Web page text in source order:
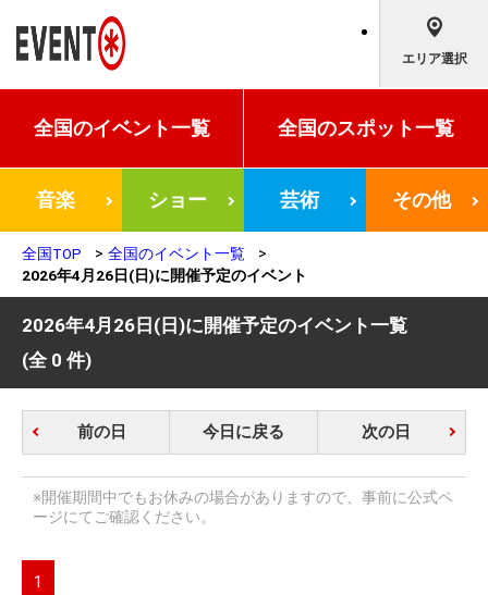
エリア選択
全国のイベント一覧 全国のスポット一覧
音楽 ショー 芸術 その他
全国TOP
全国のイベント一覧
2026年4月26日(日)に開催予定のイベント
2026年4月26日(日)に開催予定のイベント一覧
(全 0 件)
前の日 今日に戻る 次の日
※開催期間中でもお休みの場合がありますので、事前に公式ペ
ージにてご確認ください。
1